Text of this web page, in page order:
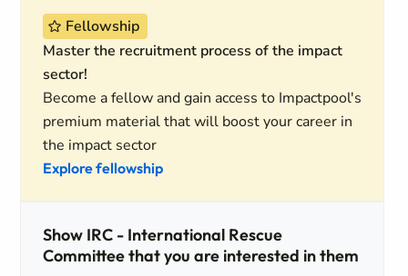
Fellowship
Master the recruitment process of the impact
sector!
Become a fellow and gain access to Impactpool's
premium material that will boost your career in
the impact sector
Explore fellowship
Show IRC - International Rescue
Committee that you are interested in them